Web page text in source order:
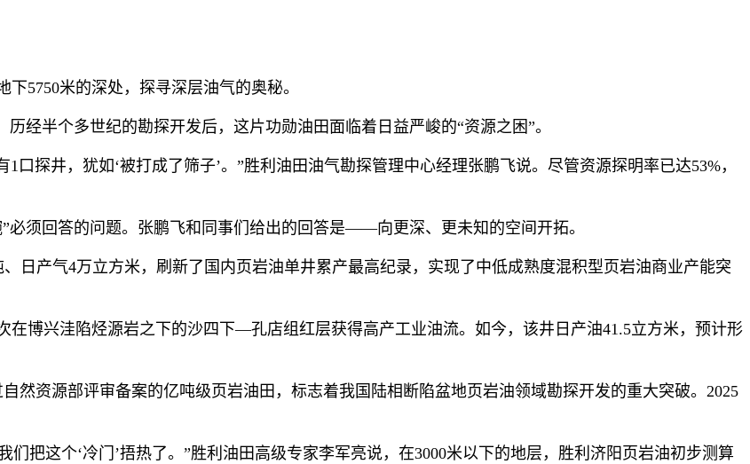
5750米的深处，探寻深层油气的奥秘。
经半个多世纪的勘探开发后，这片功勋油田面临着日益严峻的“资源之困”。
口探井，犹如‘被打成了筛子’。”胜利油田油气勘探管理中心经理张鹏飞说。尽管资源探明率已达53%，
必须回答的问题。张鹏飞和同事们给出的回答是——向更深、更未知的空间开拓。
、日产气4万立方米，刷新了国内页岩油单井累产最高纪录，实现了中低成熟度混积型页岩油商业产能突
在博兴洼陷烃源岩之下的沙四下—孔店组红层获得高产工业油流。如今，该井日产油41.5立方米，预计形
然资源部评审备案的亿吨级页岩油田，标志着我国陆相断陷盆地页岩油领域勘探开发的重大突破。2025
们把这个‘冷门’捂热了。”胜利油田高级专家李军亮说，在3000米以下的地层，胜利济阳页岩油初步测算